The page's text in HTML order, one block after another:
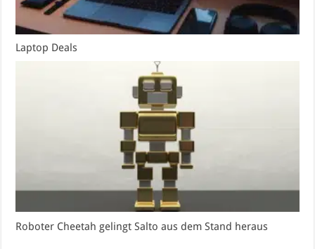
Laptop Deals
Roboter Cheetah gelingt Salto aus dem Stand heraus